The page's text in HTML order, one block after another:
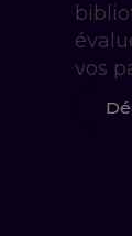
vos